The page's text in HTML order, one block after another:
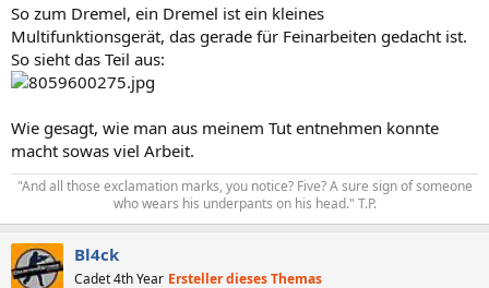
So zum Dremel, ein Dremel ist ein kleines
Multifunktionsgerät, das gerade für Feinarbeiten gedacht ist.
So sieht das Teil aus:
Wie gesagt, wie man aus meinem Tut entnehmen konnte
macht sowas viel Arbeit.
"And all those exclamation marks, you notice? Five? A sure sign of someone
who wears his underpants on his head." T.P.​
Bl4ck
Cadet 4th Year Ersteller dieses Themas